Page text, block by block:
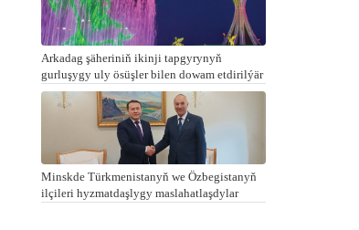
Arkadag şäheriniň ikinji tapgyrynyň
gurluşygy uly ösüşler bilen dowam etdirilýär
Minskde Türkmenistanyň we Özbegistanyň
ilçileri hyzmatdaşlygy maslahatlaşdylar